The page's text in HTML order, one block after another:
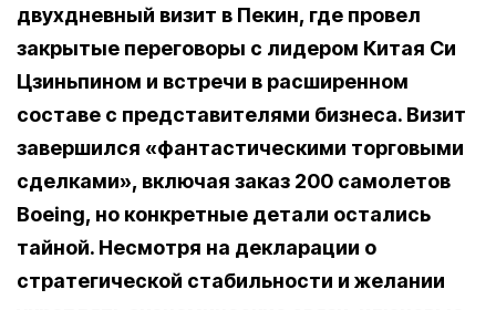
двухдневный визит в Пекин, где провел
закрытые переговоры с лидером Китая Си
Цзиньпином и встречи в расширенном
составе с представителями бизнеса. Визит
завершился «фантастическими торговыми
сделками», включая заказ 200 самолетов
Boeing, но конкретные детали остались
тайной. Несмотря на декларации о
стратегической стабильности и желании